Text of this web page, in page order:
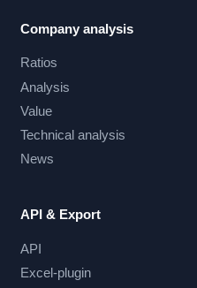
Company analysis
Ratios
Analysis
Value
Technical analysis
News
API & Export
API
Excel-plugin